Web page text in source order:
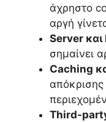
άχρηστο
αργή
Server
σημαίνει
Caching
απόκρισης
Third-